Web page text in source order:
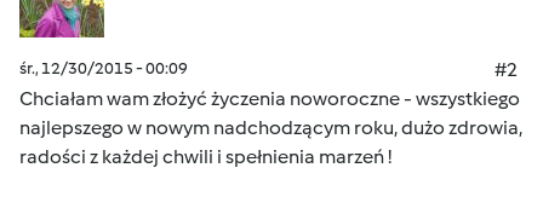
śr., 12/30/2015 - 00:09
#2
Chciałam wam złożyć życzenia noworoczne - wszystkiego
najlepszego w nowym nadchodzącym roku, dużo zdrowia,
radości z każdej chwili i spełnienia marzeń !